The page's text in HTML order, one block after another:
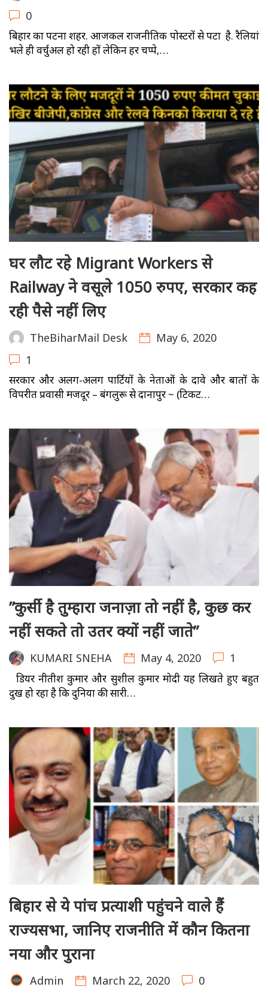
0
बिहार का पटना शहर. आजकल राजनीतिक पोस्टरों से पटा है. रैलियां
भले ही वर्चुअल हो रही हों लेकिन हर चप्पे,…
घर लौट रहे Migrant Workers से
Railway ने वसूले 1050 रुपए, सरकार कह
रही पैसे नहीं लिए
TheBiharMail Desk
May 6, 2020
1
सरकार और अलग-अलग पार्टियों के नेताओं के दावे और बातों के
विपरीत प्रवासी मजदूर – बंगलुरू से दानापुर ~ (टिकट…
”कुर्सी है तुम्हारा जनाज़ा तो नहीं है, कुछ कर
नहीं सकते तो उतर क्यों नहीं जाते”
KUMARI SNEHA May 4, 2020 1
डियर नीतीश कुमार और सुशील कुमार मोदी यह लिखते हुए बहुत
दुख हो रहा है कि दुनिया की सारी…
बिहार से ये पांच प्रत्याशी पहुंचने वाले हैं
राज्यसभा, जानिए राजनीति में कौन कितना
नया और पुराना
Admin March 22, 2020 0